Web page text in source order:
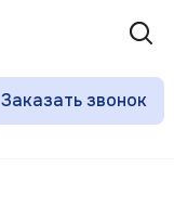
Заказать звонок